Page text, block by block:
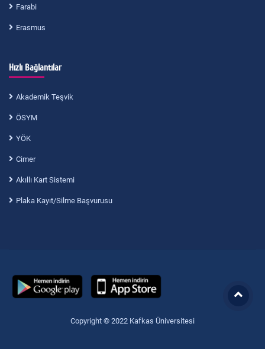
Farabi
Erasmus
Hızlı Bağlantılar
Akademik Teşvik
ÖSYM
YÖK
Cimer
Akıllı Kart Sistemi
Plaka Kayıt/Silme Başvurusu
Copyright © 2022 Kafkas Üniversitesi